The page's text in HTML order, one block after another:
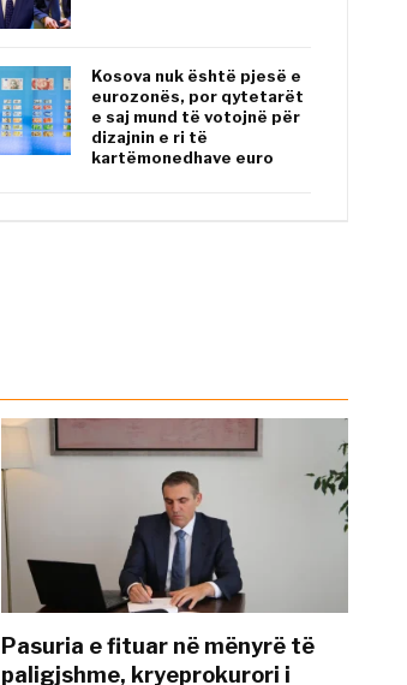
Kosova nuk është pjesë e
eurozonës, por qytetarët
e saj mund të votojnë për
dizajnin e ri të
kartëmonedhave euro
Pasuria e fituar në mënyrë të
paligjshme, kryeprokurori i